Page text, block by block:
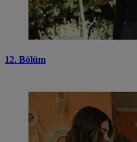
12. Bölüm